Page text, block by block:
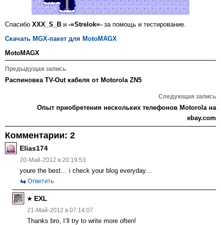
Спасибо XXX_S_B и -=Strelok=- за помощь и тестирование.
Скачать MGX-пакет для MotoMAGX
MotoMAGX
Навигация
по
Предыдущая запись
Распиновка TV-Out кабеля от Motorola ZN5
Следующая запись
Опыт приобретения нескольких телефонов Motorola на
ebay.com
Комментарии: 2
Elias174
20-Май-2012 в 20:19:53
youre the best… i check your blog everyday…
Ответить
EXL
21-Май-2012 в 07:14:07
Thanks bro, I’ll try to write more often!